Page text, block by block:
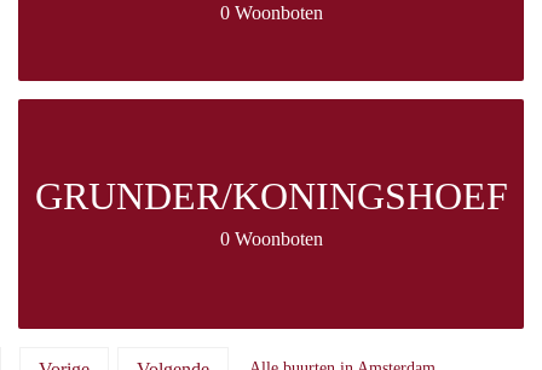
0 Woonboten
GRUNDER/KONINGSHOEF
0 Woonboten